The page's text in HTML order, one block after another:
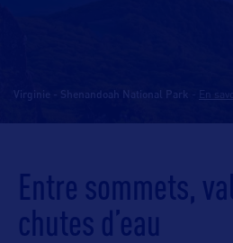
Virginie - Shenandoah National Park
Entre sommets,
chutes d’eau